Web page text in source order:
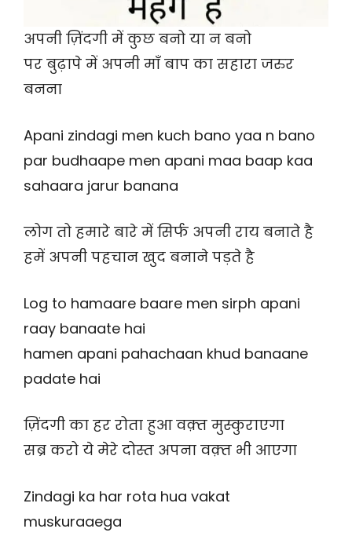
अपनी ज़िंदगी में कुछ बनो या न बनो
पर बुढ़ापे में अपनी माँ बाप का सहारा जरुर
बनना
Apani zindagi men kuch bano yaa n bano
par budhaape men apani maa baap kaa
sahaara jarur banana
लोग तो हमारे बारे में सिर्फ अपनी राय बनाते है
हमें अपनी पहचान खुद बनाने पड़ते है
Log to hamaare baare men sirph apani
raay banaate hai
hamen apani pahachaan khud banaane
padate hai
ज़िंदगी का हर रोता हुआ वक़्त मुस्कुराएगा
सब्र करो ये मेरे दोस्त अपना वक़्त भी आएगा
Zindagi ka har rota hua vakat
muskuraaega